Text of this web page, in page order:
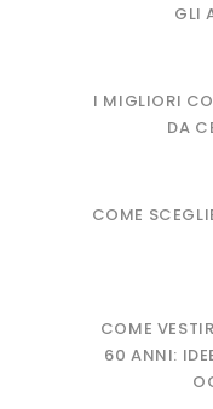
GLI
I MIGLIORI
DA
COME
COME
60 ANNI: